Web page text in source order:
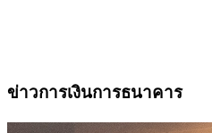
ข่าวการเงินการธนาคาร